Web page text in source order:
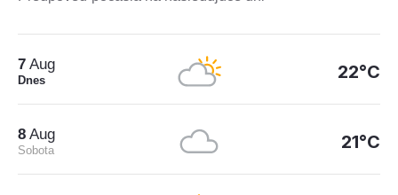
7 Aug
Dnes 22°C
8 Aug
Sobota 21°C